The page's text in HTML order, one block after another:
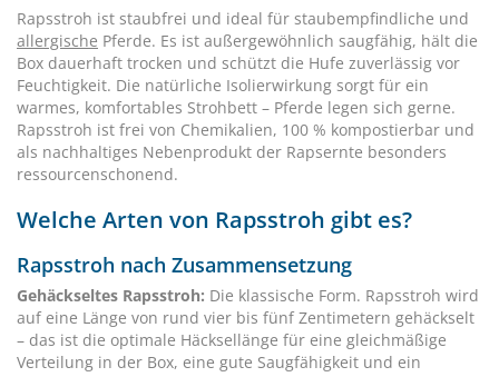
Rapsstroh ist staubfrei und ideal für staubempfindliche und
allergische Pferde. Es ist außergewöhnlich saugfähig, hält die
Box dauerhaft trocken und schützt die Hufe zuverlässig vor
Feuchtigkeit. Die natürliche Isolierwirkung sorgt für ein
warmes, komfortables Strohbett – Pferde legen sich gerne.
Rapsstroh ist frei von Chemikalien, 100 % kompostierbar und
als nachhaltiges Nebenprodukt der Rapsernte besonders
ressourcenschonend.
Welche Arten von Rapsstroh gibt es?
Rapsstroh nach Zusammensetzung
Gehäckseltes Rapsstroh: Die klassische Form. Rapsstroh wird
auf eine Länge von rund vier bis fünf Zentimetern gehäckselt
– das ist die optimale Häcksellänge für eine gleichmäßige
Verteilung in der Box, eine gute Saugfähigkeit und ein